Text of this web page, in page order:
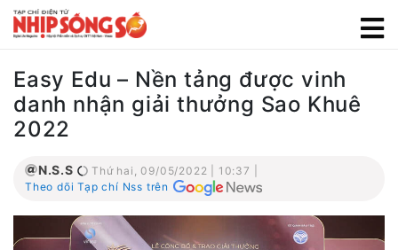
Easy Edu – Nền tảng được vinh
danh nhận giải thưởng Sao Khuê
2022
N.S.S
Thứ hai, 09/05/2022 | 10:37 |
Theo dõi Tạp chí Nss trên